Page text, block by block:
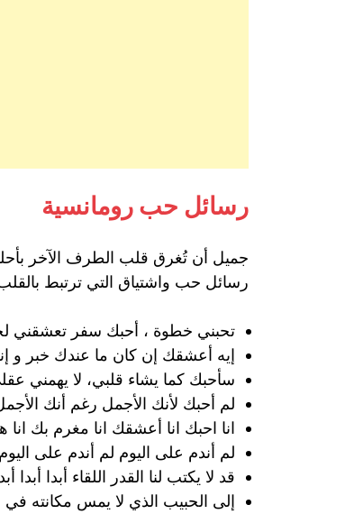
رسائل حب رومانسية
جميل أن تُغرق قلب الطرف الآخر
رسائل حب واشتياق التي ترتبط
‏تحبني خطوة ، أحبك سفر
إيه أعشقك إن كان ما عندك خبر و
سأحبك كما يشاء قلبي، لا يهمني
لم أحبك لأنك الأجمل رغم أنك
انا احبك انا أعشقك انا مغرم بك
لم أندم على اليوم لم أندم على
قد لا يكتب لنا القدر اللقاء أبدا
‏إلى الحبيب الذي لا يمس مكانته في